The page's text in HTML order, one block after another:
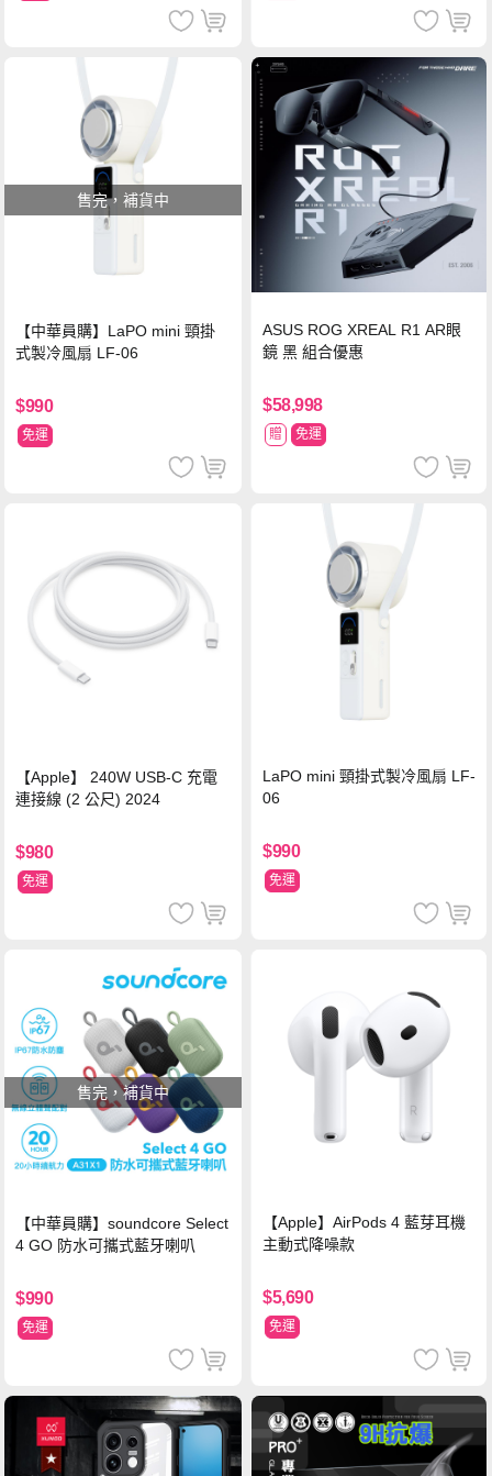
售完，補貨中
【中華員購】LaPO mini 頸掛
式製冷風扇 LF-06
$990
免運
ASUS ROG XREAL R1 AR眼
鏡 黑 組合優惠
$58,998
贈 免運
【Apple】 240W USB-C 充電
連接線 (2 公尺) 2024
$980
免運
LaPO mini 頸掛式製冷風扇 LF-
06
$990
免運
售完，補貨中
【中華員購】soundcore Select
4 GO 防水可攜式藍牙喇叭
$990
免運
【Apple】AirPods 4 藍芽耳機
主動式降噪款
$5,690
免運